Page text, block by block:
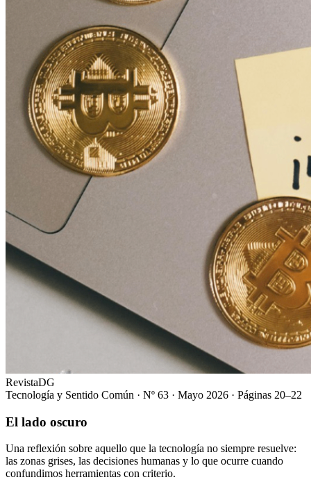
RevistaDG
Tecnología y Sentido Común · Nº 63 · Mayo 2026 · Páginas 20–22
El lado oscuro
Una reflexión sobre aquello que la tecnología no siempre resuelve:
las zonas grises, las decisiones humanas y lo que ocurre cuando
confundimos herramientas con criterio.